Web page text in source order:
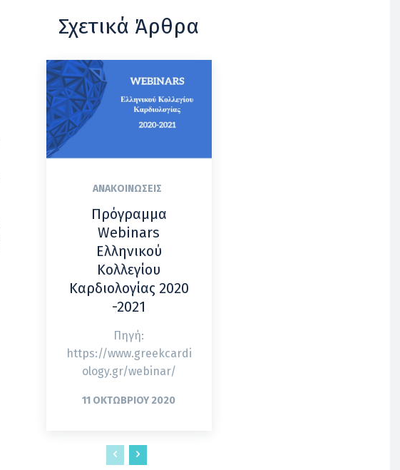
Σχετικά Άρθρα
ΑΝΑΚΟΙΝΏΣΕΙΣ
Πρόγραμμα
Webinars
Ελληνικού
Κολλεγίου
Καρδιολογίας 2020
-2021
Πηγή:
https://www.greekcardi
ology.gr/webinar/
11 ΟΚΤΩΒΡΊΟΥ 2020